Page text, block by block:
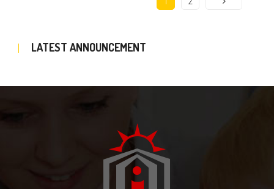
LATEST ANNOUNCEMENT